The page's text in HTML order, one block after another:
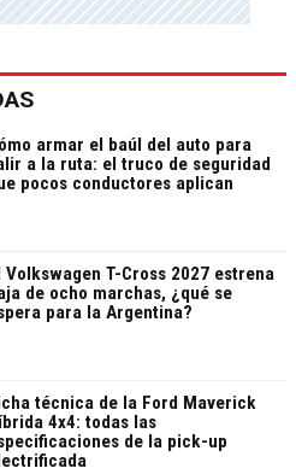
armar el baúl del auto para
a la ruta: el truco de seguridad
pocos conductores aplican
Volkswagen T-Cross 2027 estrena
de ocho marchas, ¿qué se
para la Argentina?
técnica de la Ford Maverick
4x4: todas las
de la pick-up